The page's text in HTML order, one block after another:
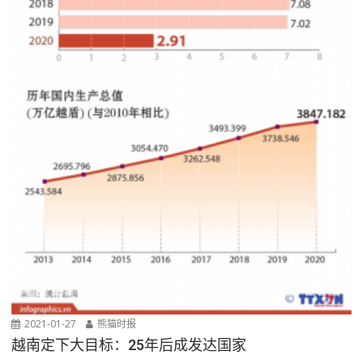
2021-01-27 熊猫时报
越南定下大目标：25年后成发达国家